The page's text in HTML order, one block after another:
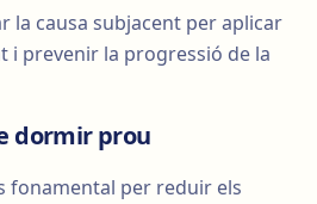
la causa subjacent per aplicar
i prevenir la progressió de la
dormir prou
fonamental per reduir els